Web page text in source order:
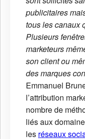
publicitaires
tous les canaux
Plusieurs
marketeurs
son client ou
des marques
Emmanuel
l’attribution
nombre de
liés aux
les réseaux